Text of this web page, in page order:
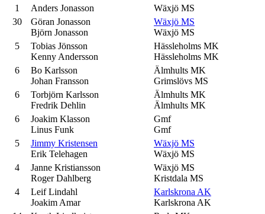
1
Anders Jonasson
Wäxjö MS
30
Göran Jonasson
Björn Jonasson
Wäxjö MS
Wäxjö MS
5
Tobias Jönsson
Kenny Andersson
Hässleholms MK
Hässleholms MK
6
Bo Karlsson
Johan Fransson
Älmhults MK
Grimslövs MS
6
Torbjörn Karlsson
Fredrik Dehlin
Älmhults MK
Älmhults MK
6
Joakim Klasson
Linus Funk
Gmf
Gmf
5
Jimmy Kristensen
Erik Telehagen
Wäxjö MS
Wäxjö MS
4
Janne Kristiansson
Roger Dahlberg
Wäxjö MS
Kristdala MS
4
Leif Lindahl
Joakim Amar
Karlskrona AK
Karlskrona AK